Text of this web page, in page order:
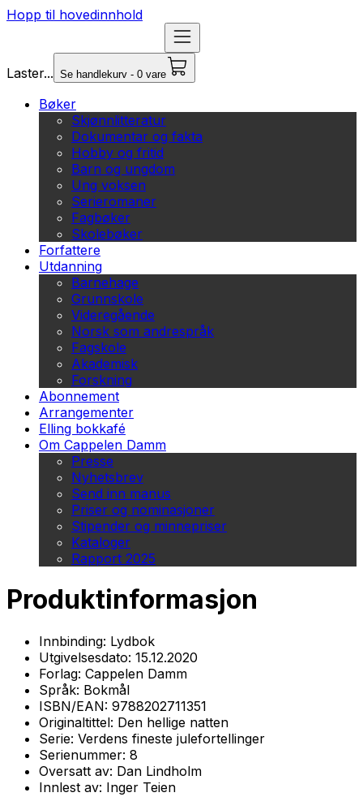
Hopp til hovedinnhold
Laster... Se handlekurv - 0 vare
Bøker
Skjønnlitteratur
Dokumentar og fakta
Hobby og fritid
Barn og ungdom
Ung voksen
Serieromaner
Fagbøker
Skolebøker
Forfattere
Utdanning
Barnehage
Grunnskole
Videregående
Norsk som andrespråk
Fagskole
Akademisk
Forskning
Abonnement
Arrangementer
Elling bokkafé
Om Cappelen Damm
Presse
Nyhetsbrev
Send inn manus
Priser og nominasjoner
Stipender og minnepriser
Kataloger
Rapport 2025
Produktinformasjon
Innbinding: Lydbok
Utgivelsesdato: 15.12.2020
Forlag: Cappelen Damm
Språk: Bokmål
ISBN/EAN: 9788202711351
Originaltittel: Den hellige natten
Serie: Verdens fineste julefortellinger
Serienummer: 8
Oversatt av: Dan Lindholm
Innlest av: Inger Teien